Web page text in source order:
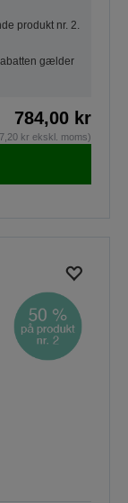
produkt nr. 2.
gælder
784,00 kr
kr ekskl. moms)